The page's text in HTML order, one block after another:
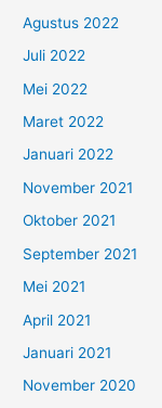
Agustus 2022
Juli 2022
Mei 2022
Maret 2022
Januari 2022
November 2021
Oktober 2021
September 2021
Mei 2021
April 2021
Januari 2021
November 2020